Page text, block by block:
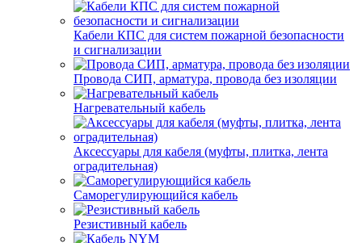
Кабели КПС для систем пожарной безопасности
и сигнализации
Провода СИП, арматура, провода без изоляции
Нагревательный кабель
Аксессуары для кабеля (муфты, плитка, лента
оградительная)
Саморегулирующийся кабель
Резистивный кабель